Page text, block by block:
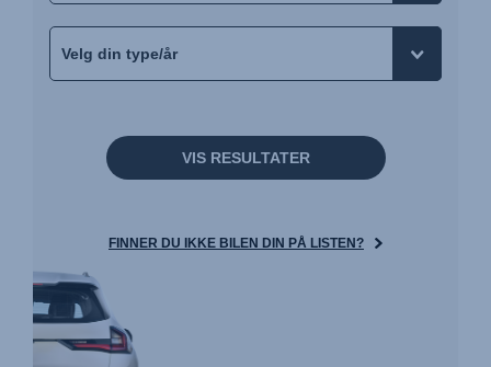
VIS RESULTATER
FINNER DU IKKE BILEN DIN PÅ LISTEN?